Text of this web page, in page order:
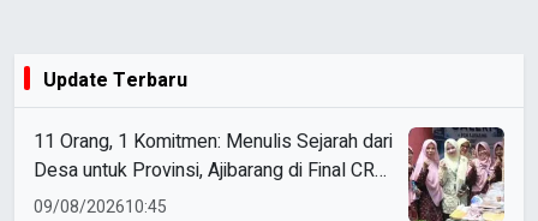
Update Terbaru
11 Orang, 1 Komitmen: Menulis Sejarah dari
Desa untuk Provinsi, Ajibarang di Final CRM
2026
09/08/202610:45